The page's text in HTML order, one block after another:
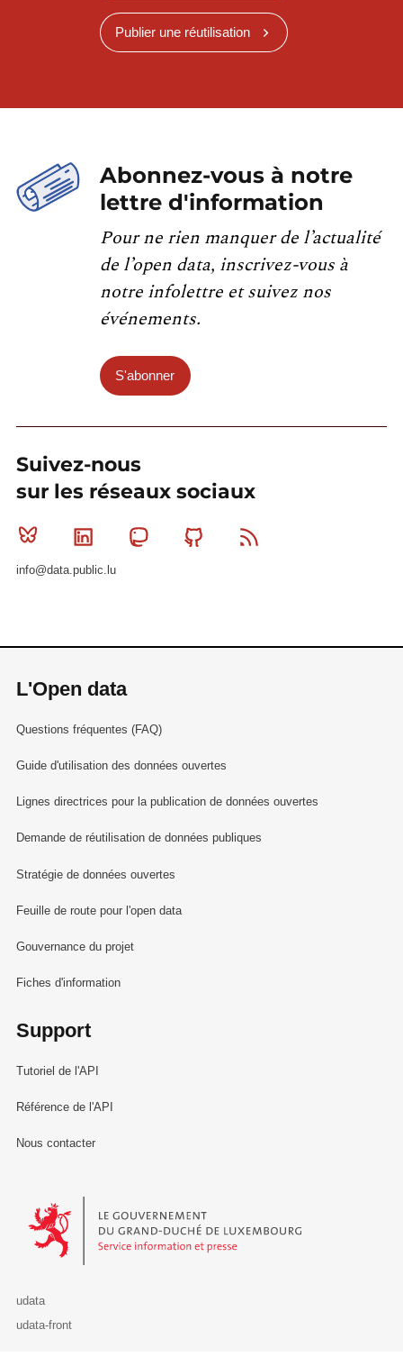
Publier une réutilisation
Abonnez-vous à notre
lettre d'information
Pour ne rien manquer de l’actualité
de l’open data, inscrivez-vous à
notre infolettre et suivez nos
événements.
S'abonner
Suivez-nous
sur les réseaux sociaux
Bluesky Linkedin MastodonGithub
info@data.public.lu
L'Open data
Questions fréquentes (FAQ)
Guide d'utilisation des données ouvertes
Lignes directrices pour la publication de données ouvertes
Demande de réutilisation de données publiques
Stratégie de données ouvertes
Feuille de route pour l'open data
Gouvernance du projet
Fiches d'information
Support
Tutoriel de l'API
Référence de l'API
Nous contacter
Le Gouvernement du Grand-Duché de Luxembourg - Service
udata
udata-front